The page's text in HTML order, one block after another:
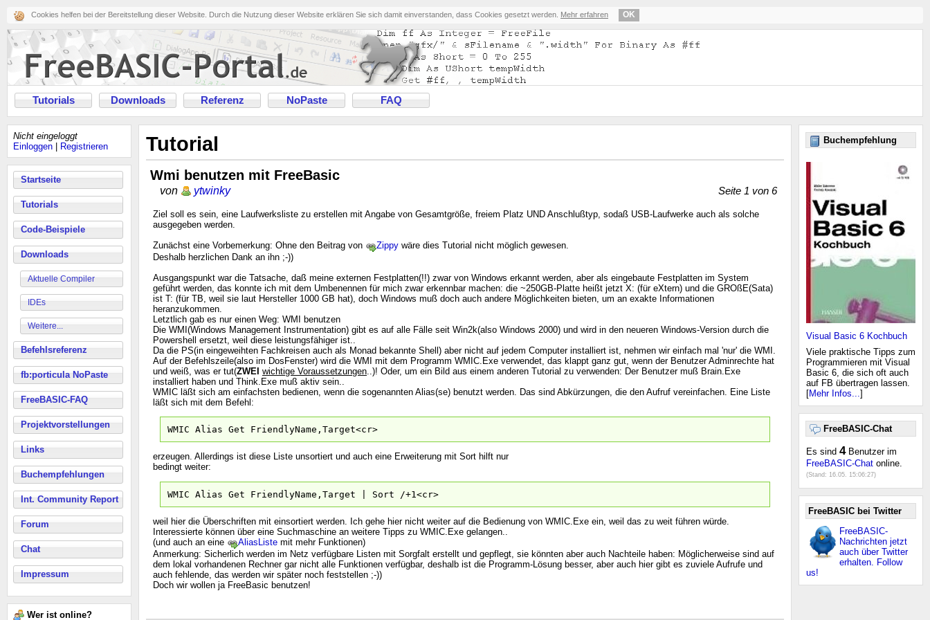
Cookies helfen bei der Bereitstellung dieser Website. Durch die Nutzung dieser Website erklären Sie sich damit einverstanden, dass Cookies gesetzt werden. Mehr erfahren OK
Tutorials Downloads Referenz NoPaste FAQ
Nicht eingeloggt
Einloggen
Registrieren
Startseite
Tutorials
Code-Beispiele
Downloads
Aktuelle Compiler
IDEs
Weitere...
Befehlsreferenz
fb:porticula NoPaste
FreeBASIC-FAQ
Projektvorstellungen
Links
Buchempfehlungen
Int. Community Report
Forum
Chat
Impressum
Wer ist online?
Buchempfehlung
Visual Basic 6 Kochbuch
Viele praktische Tipps zum
Programmieren mit Visual
Basic 6, die sich oft auch
auf FB übertragen lassen.
[Mehr Infos...]
FreeBASIC-Chat
Es sind 4Benutzer im
FreeBASIC-Chat online.
(Stand: 16.05. 15:06:27)
FreeBASIC bei Twitter
FreeBASIC-
Nachrichten jetzt
auch über Twitter
erhalten. Follow
us!
Tutorial
Wmi benutzen mit FreeBasic
von ytwinky Seite 1 von 6
Ziel soll es sein, eine Laufwerksliste zu erstellen mit Angabe von Gesamtgröße, freiem Platz UND Anschlußtyp, sodaß USB-Laufwerke auch als solche
ausgegeben werden.
Zunächst eine Vorbemerkung: Ohne den Beitrag von
Zippy wäre dies Tutorial nicht möglich gewesen.
Deshalb herzlichen Dank an ihn ;-))
Ausgangspunkt war die Tatsache, daß meine externen Festplatten(!!) zwar von Windows erkannt werden, aber als eingebaute Festplatten im System
geführt werden, das konnte ich mit dem Umbenennen für mich zwar erkennbar machen: die ~250GB-Platte heißt jetzt X: (für eXtern) und die GROßE(Sata)
ist T: (für TB, weil sie laut Hersteller 1000 GB hat), doch Windows muß doch auch andere Möglichkeiten bieten, um an exakte Informationen
heranzukommen.
Letztlich gab es nur einen Weg: WMI benutzen
Die WMI(Windows Management Instrumentation) gibt es auf alle Fälle seit Win2k(also Windows 2000) und wird in den neueren Windows-Version durch die
Powershell ersetzt, weil diese leistungsfähiger ist..
Da die PS(in eingeweihten Fachkreisen auch als Monad bekannte Shell) aber nicht auf jedem Computer installiert ist, nehmen wir einfach mal 'nur' die WMI.
Auf der Befehlszeile(also im DosFenster) wird die WMI mit dem Programm WMIC.Exe verwendet, das klappt ganz gut, wenn der Benutzer Adminrechte hat
und weiß, was er tut(ZWEI wichtige Voraussetzungen ..)! Oder, um ein Bild aus einem anderen Tutorial zu verwenden: Der Benutzer muß Brain.Exe
installiert haben und Think.Exe muß aktiv sein..
WMIC läßt sich am einfachsten bedienen, wenn die sogenannten Alias(se) benutzt werden. Das sind Abkürzungen, die den Aufruf vereinfachen. Eine Liste
läßt sich mit dem Befehl:
WMIC Alias Get FriendlyName,Target<cr>
erzeugen. Allerdings ist diese Liste unsortiert und auch eine Erweiterung mit Sort hilft nur
bedingt weiter:
WMIC Alias Get FriendlyName,Target | Sort /+1<cr>
weil hier die Überschriften mit einsortiert werden. Ich gehe hier nicht weiter auf die Bedienung von WMIC.Exe ein, weil das zu weit führen würde.
Interessierte können über eine Suchmaschine an weitere Tipps zu WMIC.Exe gelangen..
(und auch an eine
AliasListe mit mehr Funktionen)
Anmerkung: Sicherlich werden im Netz verfügbare Listen mit Sorgfalt erstellt und gepflegt, sie könnten aber auch Nachteile haben: Möglicherweise sind auf
dem lokal vorhandenen Rechner gar nicht alle Funktionen verfügbar, deshalb ist die Programm-Lösung besser, aber auch hier gibt es zuviele Aufrufe und
auch fehlende, das werden wir später noch feststellen ;-))
Doch wir wollen ja FreeBasic benutzen!